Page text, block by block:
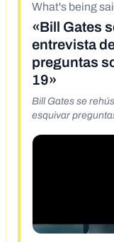
What's being
«Bill Gates
entrevista
preguntas
19»
Bill Gates se
esquivar